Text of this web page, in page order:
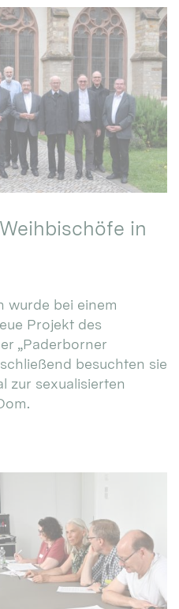
in
wurde bei einem
Projekt des
„Paderborner
besuchten sie
zur sexualisierten